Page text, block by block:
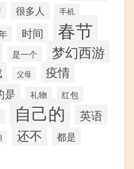
很多人 手机
时间 春节
是一个 梦幻西游
父母 疫情
是 礼物 红包
自己的 英语
还不 都是